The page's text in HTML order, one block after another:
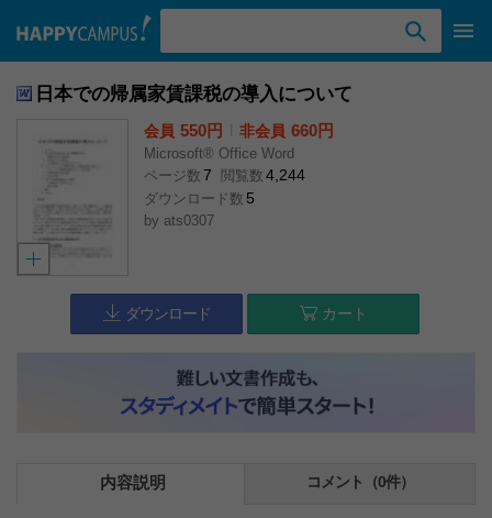
日本での帰属家賃課税の導入について
会員 550円 非会員 660円
Microsoft® Office Word
ページ数 7 閲覧数 4,244
ダウンロード数 5
by ats0307
ダウンロード カート
内容説明 コメント（0件）